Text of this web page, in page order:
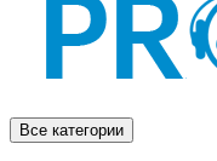
Все категории